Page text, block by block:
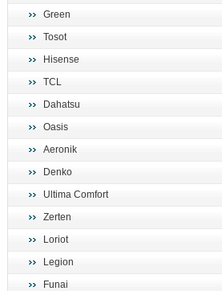
Green
Tosot
Hisense
TCL
Dahatsu
Oasis
Aeronik
Denko
Ultima Comfort
Zerten
Loriot
Legion
Funai